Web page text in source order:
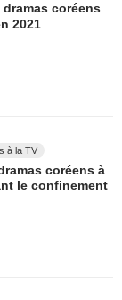
dramas coréens
2021
à la TV
coréens à
le confinement